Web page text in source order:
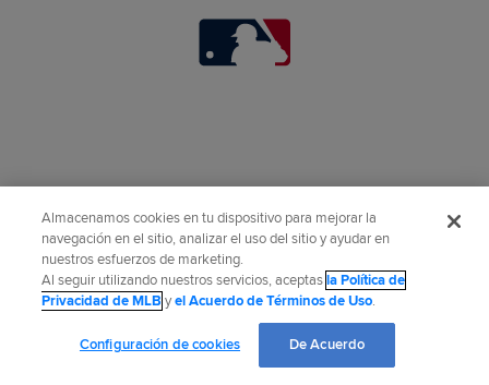
Almacenamos cookies en tu dispositivo para mejorar la
navegación en el sitio, analizar el uso del sitio y ayudar en
nuestros esfuerzos de marketing.
Al seguir utilizando nuestros servicios, aceptasla Política de
Privacidad de MLB yel Acuerdo de Términos de Uso.
Configuración de cookies De Acuerdo